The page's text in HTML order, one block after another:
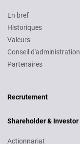
En bref
Historiques
Valeurs
Conseil d'administration
Partenaires
Recrutement
Shareholder & Investor
Actionnariat